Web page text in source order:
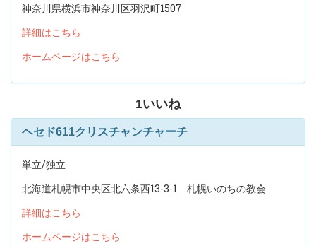
神奈川県横浜市神奈川区羽沢町1507
詳細はこちら
ホームページはこちら
1いいね
ヘセド611クリスチャンチャーチ
単立/独立
北海道札幌市中央区北六条西13-3-1 札幌いのちの教会
詳細はこちら
ホームページはこちら